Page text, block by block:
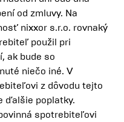
od zmluvy. Na
nixxor s.r.o. rovnaký
použil pri
ak bude so
niečo iné. V
z dôvodu tejto
ďalšie poplatky.
spotrebiteľovi